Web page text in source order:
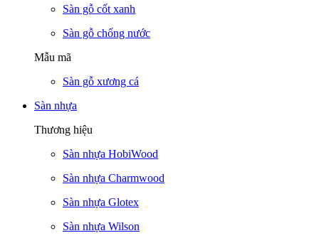
Sàn gỗ cốt xanh
Sàn gỗ chống nước
Mẫu mã
Sàn gỗ xương cá
Sàn nhựa
Thương hiệu
Sàn nhựa HobiWood
Sàn nhựa Charmwood
Sàn nhựa Glotex
Sàn nhựa Wilson